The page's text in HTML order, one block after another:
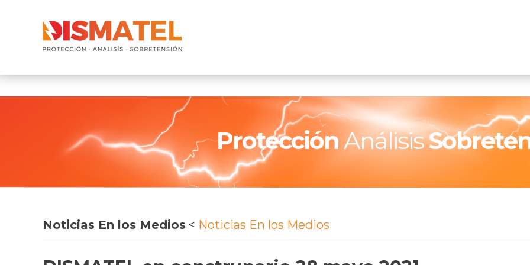
ProtecciónAnálisis
Noticias En los Medios < Noticias En los Medios